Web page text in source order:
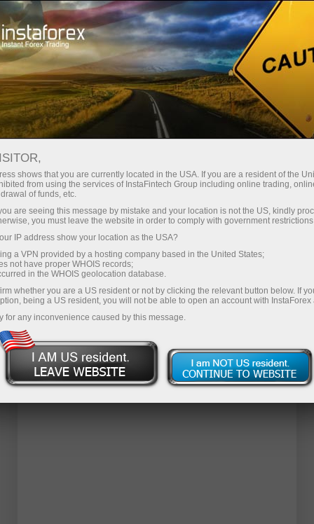
For Traders Analytical Reviews Technical analysis
14.05.2026: Forex Analysis &
Reviews: Forex forecast 14/05/2026:
EUR/USD, USD/JPY, GBP/USD, SP500,
Oil and Bitcoin
Mở tài khoản giao dịch
Mở tài khoản demo
shows that you are currently located in the USA. If you are a resident of the
from using the services of InstaFintech Group including online trading,
of funds, etc.
are seeing this message by mistake and your location is not the US, kindly
you must leave the website in order to comply with government
IP address show your location as the USA?
a VPN provided by a hosting company based in the United States;
not have proper WHOIS records;
in the WHOIS geolocation database.
whether you are a US resident or not by clicking the relevant button below. If
being a US resident, you will not be able to open an account with InstaForex
for any inconvenience caused by this message.